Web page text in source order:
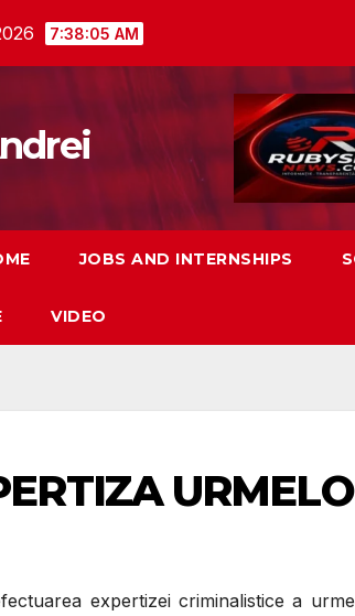
7:38:07 AM
JOBS AND INTERNSHIPS
VIDEO
expertizei criminalistice a